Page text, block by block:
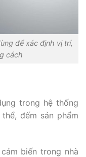
để xác định vị trí,
cách
trong hệ thống
đếm sản phẩm
biến trong nhà